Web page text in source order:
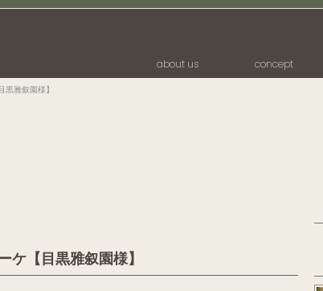
about us concept
黒雅叙園様】
ケ【目黒雅叙園様】